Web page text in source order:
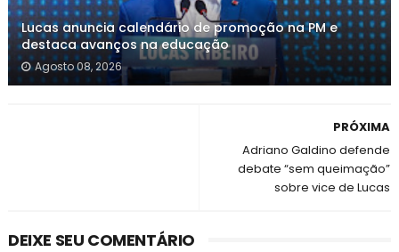
Lucas anuncia calendário de promoção na PM e
destaca avanços na educação
Agosto 08, 2026
PRÓXIMA
Adriano Galdino defende
debate “sem queimação”
sobre vice de Lucas
DEIXE SEU COMENTÁRIO